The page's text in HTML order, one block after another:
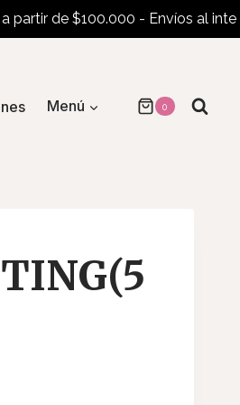
de $100.000 - Envíos al interior
Menú 0